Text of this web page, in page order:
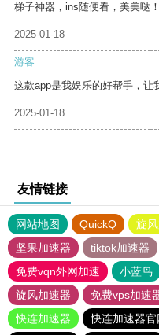
梯子神器，ins随便看，美美哒！
2025-01-18
游客
这款app是我娱乐的好帮手，让
2025-01-18
友情链接
网站地图 QuickQ 旋
坚果加速器
tiktok加速器
免费vqn外网加速
小蓝鸟
旋风加速器
免费vps加速
快连加速器
快连加速器官